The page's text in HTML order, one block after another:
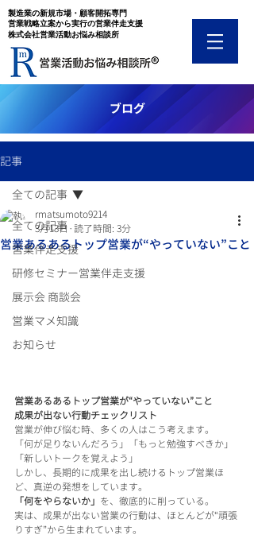
​製造業の新規市場・顧客開拓専門
​営業戦略立案から実行の営業伴走支援
​株式会社営業活動お悩み相談所
​ブログ
記事
全ての記事
営業伴走支援
研修セミナー営業伴走支援
展示会 商談会
営業マメ知識
お知らせ
全ての記事
営業あるあるトップ営業が“やっていない”こと
rmatsumoto9214
3月13日 読了時間: 3分
営業あるあるトップ営業が“やっていない”こと
成果が出ない行動チェックリスト
営業が伸び悩む時、多くの人はこう考えます。
「何が足りないんだろう」「もっと勉強すべきか」
「新しいトークを覚えよう」
しかし、長期的に成果を出し続けるトップ営業ほ
ど、真逆の発想をしています。
「何をやらないか」 を、徹底的に削っている。
実は、成果が出ない営業の行動は、ほとんどが“頑張
りすぎ”から生まれています。